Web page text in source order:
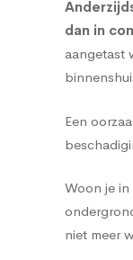
dan in
aangetast
Een
Woon je
niet meer